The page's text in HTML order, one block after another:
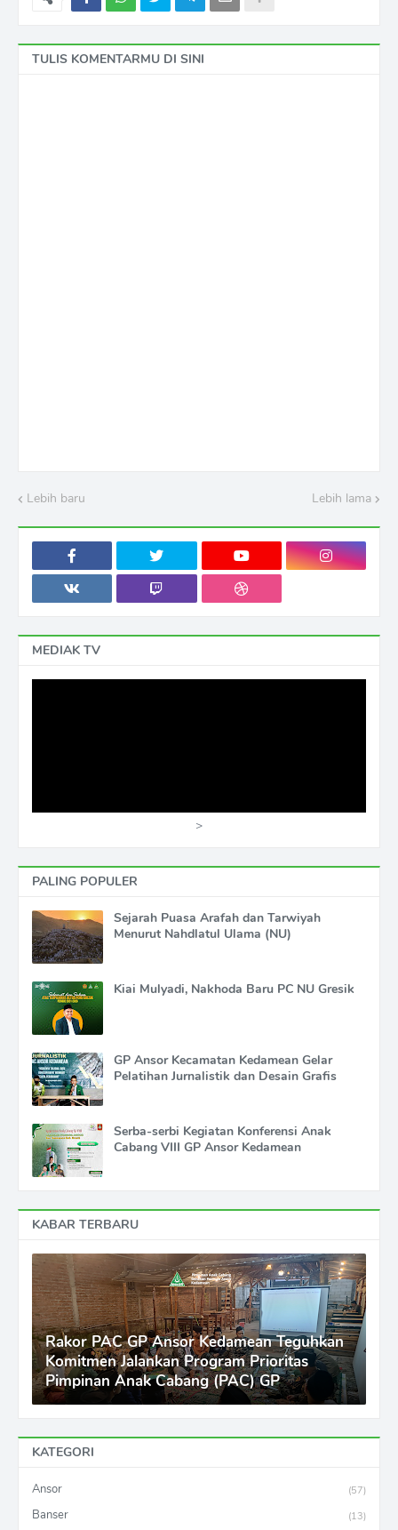
TULIS KOMENTARMU DI SINI
Lebih baru Lebih lama
MEDIAK TV
>
PALING POPULER
Sejarah Puasa Arafah dan Tarwiyah
Menurut Nahdlatul Ulama (NU)
Kiai Mulyadi, Nakhoda Baru PC NU Gresik
GP Ansor Kecamatan Kedamean Gelar
Pelatihan Jurnalistik dan Desain Grafis
Serba-serbi Kegiatan Konferensi Anak
Cabang VIII GP Ansor Kedamean
KABAR TERBARU
Rakor PAC GP Ansor Kedamean Teguhkan
Komitmen Jalankan Program Prioritas
Pimpinan Anak Cabang (PAC) GP
KATEGORI
Ansor (57)
Banser (13)